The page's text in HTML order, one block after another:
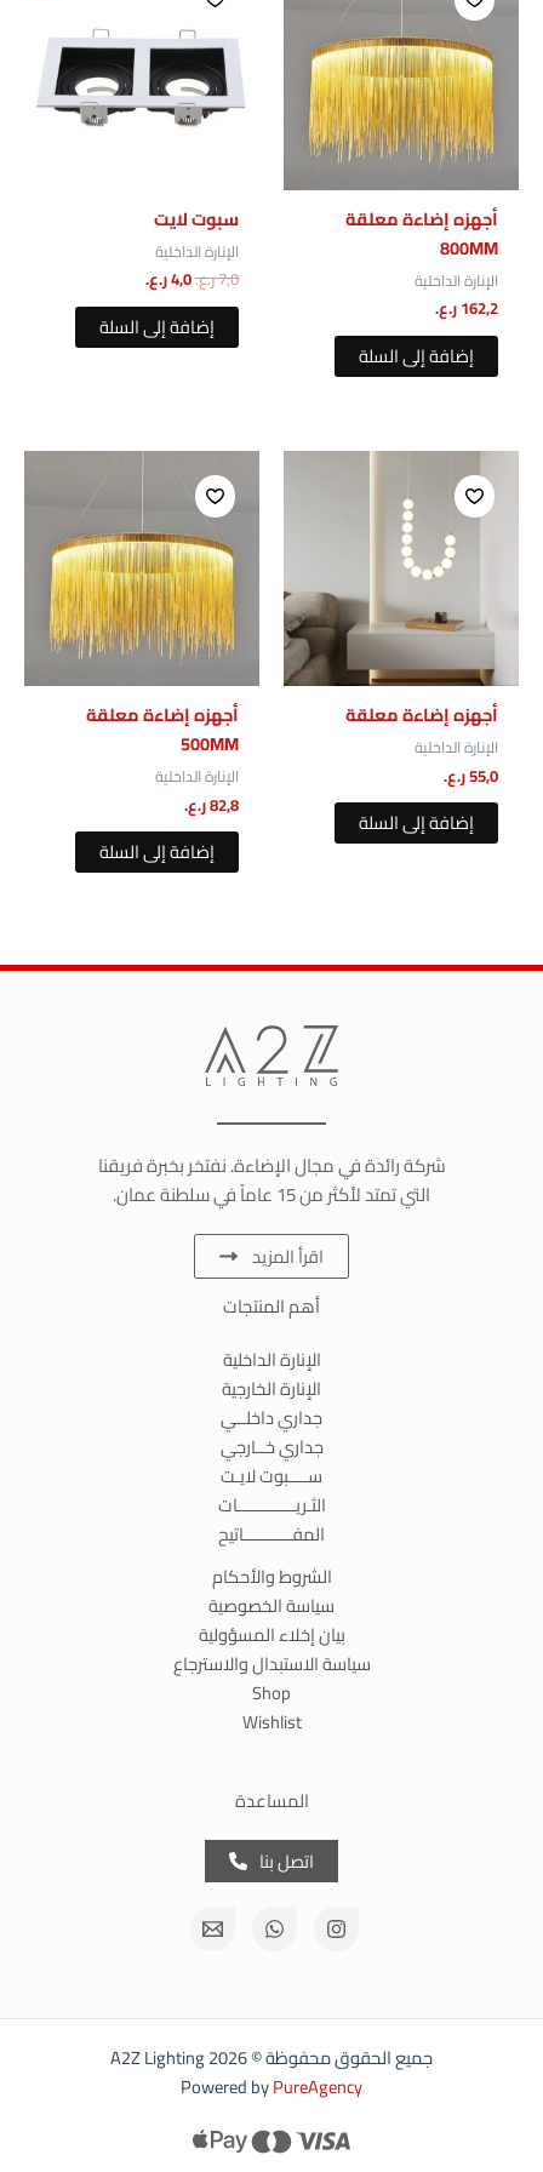
أجهزه إضاءة معلقة
800MM
الإنارة الداخلية
162,2ر.ع.
إضافة إلى السلة
سبوت لايت
الإنارة الداخلية
7,0ر.ع.
7,0 ر.ع..
4,0ر.ع.
إضافة إلى السلة
أجهزه إضاءة معلقة
الإنارة الداخلية
55,0ر.ع.
إضافة إلى السلة
أجهزه إضاءة معلقة
500MM
الإنارة الداخلية
82,8ر.ع.
إضافة إلى السلة
شركة رائدة في مجال الإضاءة. نفتخر بخبرة فريقنا
التي تمتد لأكثر من 15 عاماً في سلطنة عمان.
اقرأ المزيد
أهم المنتجات
الإنارة الداخلية
الإنارة الخارجية
جداري داخلــي
جداري خــارجي
ســــبوت لايـت
الثـريــــــــــــات
المفــــــــــاتيح
الشروط والأحكام
سياسة الخصوصية
بيان إخلاء المسؤولية
سياسة الاستبدال والاسترجاع
Shop
Wishlist
المساعدة
اتصل بنا
جميع الحقوق محفوظة © 2026 A2Z Lighting
Powered byPureAgency